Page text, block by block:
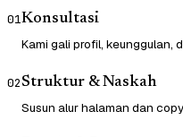
01Konsultasi
Kami gali profil, keunggulan,
02Struktur & Naskah
Susun alur halaman dan